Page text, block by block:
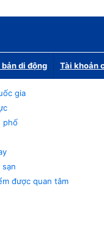
bản di động Tài khoản
gia
phố
sạn
được quan tâm